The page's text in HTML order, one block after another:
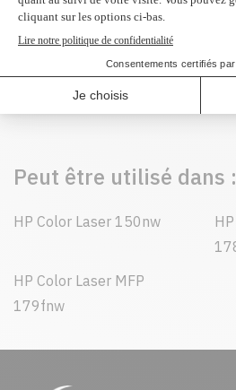
Peut être utilisé dans :
HP Color Laser 150nw
HP Color Laser MFP
179fnw